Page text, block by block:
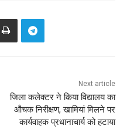
Next article
जिला कलेक्टर ने किया विद्यालय का
औचक निरीक्षण, खामियां मिलने पर
कार्यवाहक प्रधानाचार्य को हटाया